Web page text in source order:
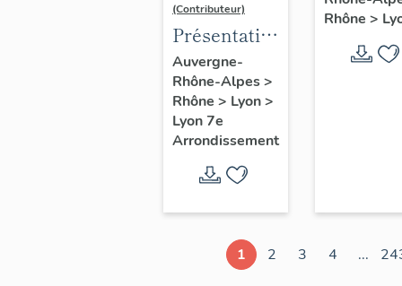
(Contributeur)
Présentation
du secteur
d'étude
Lyon
Guillotière
Auvergne-
Rhône-Alpes>
Rhône > Lyon>
Lyon 7e
Arrondissement
Lyon
Rhône >
1 2 3 4 ...